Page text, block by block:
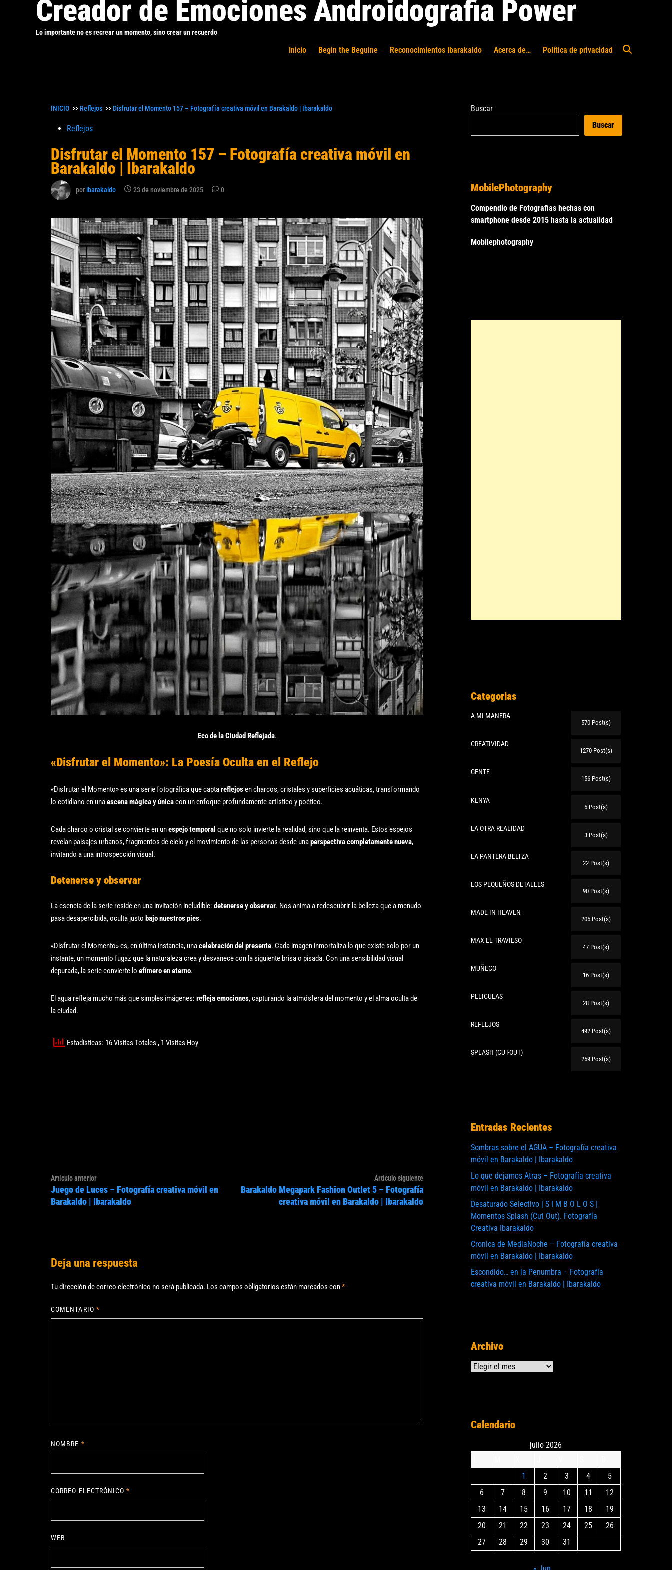
Creador de Emociones Androidografia Power
Lo importante no es recrear un momento, sino crear un recuerdo
Inicio Begin the Beguine Reconocimientos Ibarakaldo Acerca de… Política de privacidad
Abrir
INICIO >> Reflejos >> Disfrutar el Momento 157 – Fotografía creativa móvil en Barakaldo | Ibarakaldo
Publicado
Reflejos
Disfrutar el Momento 157 – Fotografía creativa móvil en
Barakaldo | Ibarakaldo
poribarakaldo 23 de noviembre de 2025 0
Eco de la Ciudad Reflejada.
«Disfrutar el Momento»: La Poesía Oculta en el Reflejo
«Disfrutar el Momento» es una serie fotográfica que captareflejosen charcos, cristales y superficies acuáticas, transformando
lo cotidiano en unaescena mágica y únicacon un enfoque profundamente artístico y poético.
Cada charco o cristal se convierte en unespejo temporal que no solo invierte la realidad, sino que la reinventa. Estos espejos
revelan paisajes urbanos, fragmentos de cielo y el movimiento de las personas desde unaperspectiva completamente nueva,
invitando a una introspección visual.
Detenerse y observar
La esencia de la serie reside en una invitación ineludible: detenerse y observar. Nos anima a redescubrir la belleza que a menudo
pasa desapercibida, oculta justo bajo nuestros pies.
«Disfrutar el Momento» es, en última instancia, unacelebración del presente. Cada imagen inmortaliza lo que existe solo por un
instante, un momento fugaz que la naturaleza crea y desvanece con la siguiente brisa o pisada. Con una sensibilidad visual
depurada, la serie convierte lo efímero en eterno.
El agua refleja mucho más que simples imágenes: refleja emociones, capturando la atmósfera del momento y el alma oculta de
la ciudad.
Estadisticas: 16 Visitas Totales , 1 Visitas Hoy
Navegación
de
entradas
Artículo anteriorArtículo
anterior:
Juego de Luces – Fotografía creativa móvil en
Barakaldo | Ibarakaldo
Artículo siguienteArtículo
siguiente:
Barakaldo Megapark Fashion Outlet 5 – Fotografía
creativa móvil en Barakaldo | Ibarakaldo
Deja una respuesta
Tu dirección de correo electrónico no será publicada. Los campos obligatorios están marcados con*
COMENTARIO *
NOMBRE *
CORREO ELECTRÓNICO*
WEB
Buscar
Buscar
MobilePhotography
Compendio de Fotografias hechas con
smartphone desde 2015 hasta la actualidad
Mobilephotography
Categorias
A MI MANERA
570 Post(s)
CREATIVIDAD
1270 Post(s)
GENTE
156 Post(s)
KENYA
5 Post(s)
LA OTRA REALIDAD
3 Post(s)
LA PANTERA BELTZA
22 Post(s)
LOS PEQUEÑOS DETALLES
90 Post(s)
MADE IN HEAVEN
205 Post(s)
MAX EL TRAVIESO
47 Post(s)
MUÑECO
16 Post(s)
PELICULAS
28 Post(s)
REFLEJOS
492 Post(s)
SPLASH (CUT-OUT)
259 Post(s)
Entradas Recientes
Sombras sobre el AGUA – Fotografía creativa
móvil en Barakaldo | Ibarakaldo
Lo que dejamos Atras – Fotografía creativa
móvil en Barakaldo | Ibarakaldo
Desaturado Selectivo | S I M B O L O S |
Momentos Splash (Cut Out). Fotografía
Creativa Ibarakaldo
Cronica de MediaNoche – Fotografía creativa
móvil en Barakaldo | Ibarakaldo
Escondido… en la Penumbra – Fotografía
creativa móvil en Barakaldo | Ibarakaldo
Archivo
Archivos
Calendario
julio 2026
1
2 3 4
5
6
7 8 9 10 11
12
13
14 15 16 17 18
19
20
21 22 23 24 25
26
27
28 29 30 31